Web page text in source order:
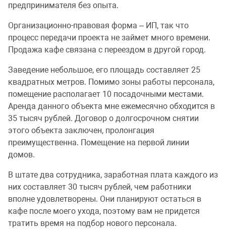
предпринимателя без опыта.
Организационно-правовая форма – ИП, так что
процесс передачи проекта не займет много времени.
Продажа кафе связана с переездом в другой город.
Заведение небольшое, его площадь составляет 25
квадратных метров. Помимо зоны работы персонала,
помещение располагает 10 посадочными местами.
Аренда данного объекта мне ежемесячно обходится в
35 тысяч рублей. Договор о долгосрочном снятии
этого объекта заключен, пролонгация
преимущественна. Помещение на первой линии
домов.
В штате два сотрудника, заработная плата каждого из
них составляет 30 тысяч рублей, чем работники
вполне удовлетворены. Они планируют остаться в
кафе после моего ухода, поэтому вам не придется
тратить время на подбор нового персонала.